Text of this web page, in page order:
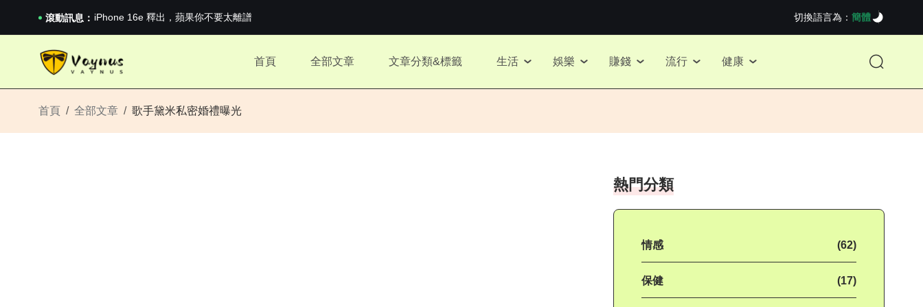
滾動訊息： 2026澳網男單收官：全滿貫對上全滿亞，德約...
《巔峰守衛 Highguard》正式上線，官...
2026澳網男單收官：全滿貫對上全滿亞，德約...
切換語言為： 簡體
首頁 全部文章 文章分類&標籤 生活 娛樂 賺錢 流行 健康
首頁 全部文章 歌手黛米私密婚禮曝光
熱門分類
情感 (62)
保健 (17)